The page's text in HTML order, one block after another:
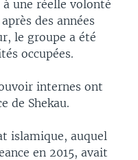
une réelle volonté
des années
le groupe a été
occupées.
internes ont
de Shekau.
islamique, auquel
en 2015, avait